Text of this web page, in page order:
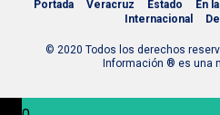
Portada Veracruz Estado En
Internacional
© 2020 Todos los derechos
Información ® es una